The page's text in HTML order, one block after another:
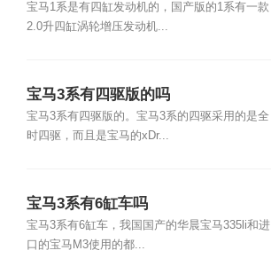
宝马1系是有四缸发动机的，国产版的1系有一款
2.0升四缸涡轮增压发动机...
宝马3系有四驱版的吗
宝马3系有四驱版的。宝马3系的四驱采用的是全
时四驱，而且是宝马的xDr...
宝马3系有6缸车吗
宝马3系有6缸车，我国国产的华晨宝马335li和进
口的宝马M3使用的都...